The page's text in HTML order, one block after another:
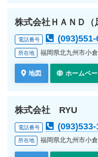
株式会社ＨＡＮＤ（
電話番号
所在地 福岡県北九州市小
地図 ホームペ
株式会社 RYU
電話番号
所在地 福岡県北九州市小